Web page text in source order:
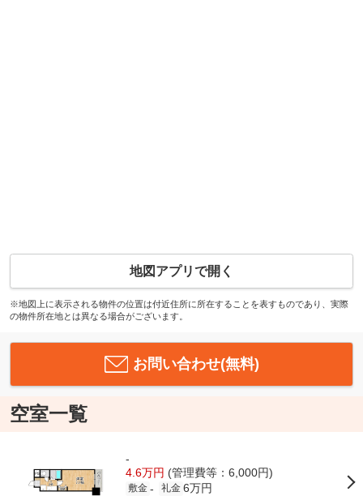
地図アプリで開く
※地図上に表示される物件の位置は付近住所に所在することを表すものであり、実際
の物件所在地とは異なる場合がございます。
お問い合わせ(無料)
空室一覧
-
4.6万円 (管理費等：6,000円)
敷金 - 礼金 6万円